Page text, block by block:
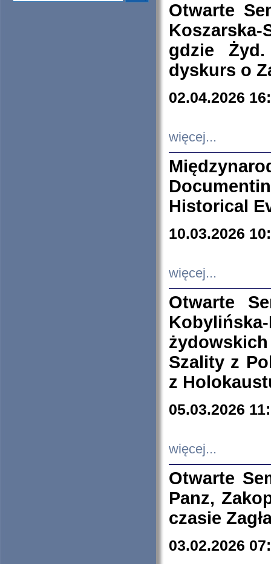
Otwarte
Koszarska-
gdzie
dyskurs o
02.04.2026
więcej...
Historical
10.03.2026
więcej...
Otwarte
Szality z
z
05.03.2026
więcej...
Otwarte
Panz,
czasie
03.02.2026